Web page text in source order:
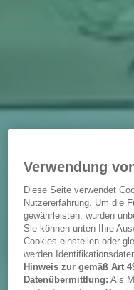
Verwendung
Diese Seite verwendet
Nutzererfahrung. Um die
gewährleisten, wurden
Sie können unten Ihre
Cookies einstellen oder
werden
Hinweis zur gemäß Art
Datenübermittlung: Als